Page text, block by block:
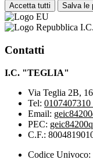
Accetta tutti Salva le
Contatti
I.C. "TEGLIA"
Via Teglia 2B,
Tel: 0107407310
Email:
PEC:
C.F.:
Codice